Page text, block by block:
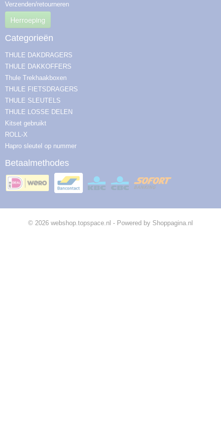
Verzenden/retourneren
Herroeping
Categorieën
THULE DAKDRAGERS
THULE DAKKOFFERS
Thule Trekhaakboxen
THULE FIETSDRAGERS
THULE SLEUTELS
THULE LOSSE DELEN
Kitset gebruikt
ROLL-X
Hapro sleutel op nummer
Betaalmethodes
© 2026 webshop.topspace.nl - Powered by Shoppagina.nl